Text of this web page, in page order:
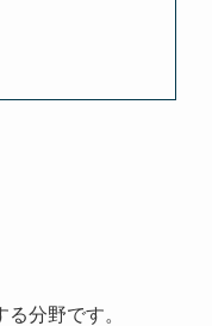
分野です。